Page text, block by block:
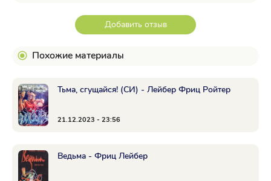
Добавить отзыв
Похожие материалы
Тьма, сгущайся! (СИ) - Лейбер Фриц Ройтер
21.12.2023 - 23:56
Ведьма - Фриц Лейбер